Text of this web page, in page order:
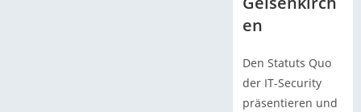
en
Den Statuts Quo
der IT-Security
präsentieren und